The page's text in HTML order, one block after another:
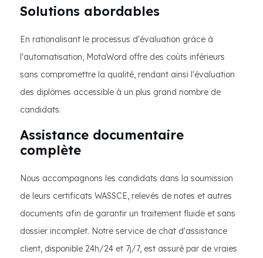
Solutions abordables
En rationalisant le processus d'évaluation grâce à
l'automatisation, MotaWord offre des coûts inférieurs
sans compromettre la qualité, rendant ainsi l'évaluation
des diplômes accessible à un plus grand nombre de
candidats.
Assistance documentaire
complète
Nous accompagnons les candidats dans la soumission
de leurs certificats WASSCE, relevés de notes et autres
documents afin de garantir un traitement fluide et sans
dossier incomplet. Notre service de chat d'assistance
client, disponible 24h/24 et 7j/7, est assuré par de vraies